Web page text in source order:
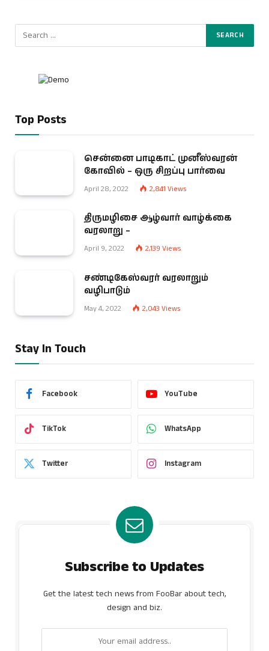
Top Posts
சென்னை பாடிகாட் முனீஸ்வரன்
கோவில் – ஒரு சிறப்பு பார்வை
April 28, 2022 2,841 Views
திருமழிசை ஆழ்வார் வாழ்க்கை
வரலாறு –
April 9, 2022 2,139 Views
சண்டிகேஸ்வரர் வரலாறும்
வழிபாடும்
May 4, 2022 2,043 Views
Stay In Touch
Facebook YouTube
TikTok WhatsApp
Twitter Instagram
Subscribe to Updates
Get the latest tech news from FooBar about tech,
design and biz.